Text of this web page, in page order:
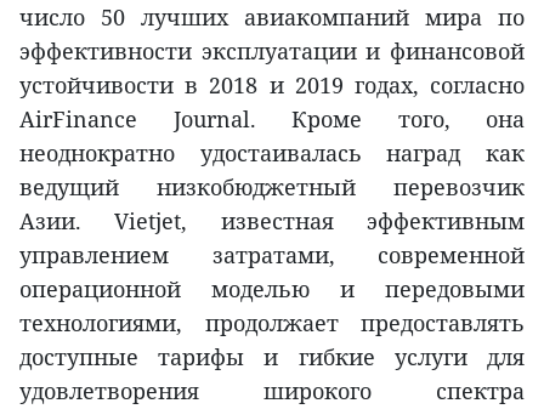
число 50 лучших авиакомпаний мира по
эффективности эксплуатации и финансовой
устойчивости в 2018 и 2019 годах, согласно
AirFinance Journal. Кроме того, она
неоднократно удостаивалась наград как
ведущий низкобюджетный перевозчик
Азии. Vietjet, известная эффективным
управлением затратами, современной
операционной моделью и передовыми
технологиями, продолжает предоставлять
доступные тарифы и гибкие услуги для
удовлетворения широкого спектра